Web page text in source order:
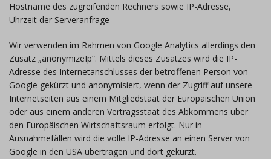
Hostname des zugreifenden Rechners sowie IP-Adresse,
Uhrzeit der Serveranfrage
Wir verwenden im Rahmen von Google Analytics allerdings den
Zusatz „anonymizeIp“. Mittels dieses Zusatzes wird die IP-
Adresse des Internetanschlusses der betroffenen Person von
Google gekürzt und anonymisiert, wenn der Zugriff auf unsere
Internetseiten aus einem Mitgliedstaat der Europäischen Union
oder aus einem anderen Vertragsstaat des Abkommens über
den Europäischen Wirtschaftsraum erfolgt. Nur in
Ausnahmefällen wird die volle IP-Adresse an einen Server von
Google in den USA übertragen und dort gekürzt.